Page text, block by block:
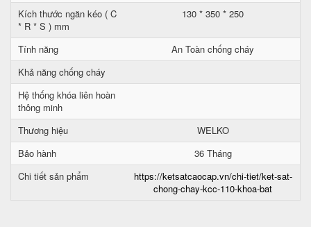
Kích thước ngăn kéo ( C
* R * S ) mm
130 * 350 * 250
Tính năng
An Toàn chống cháy
Khả năng chống cháy
Hệ thống khóa liên hoàn
thông minh
Thương hiệu
WELKO
Bảo hành
36 Tháng
Chi tiết sản phẩm
https://ketsatcaocap.vn/chi-tiet/ket-sat-
chong-chay-kcc-110-khoa-bat